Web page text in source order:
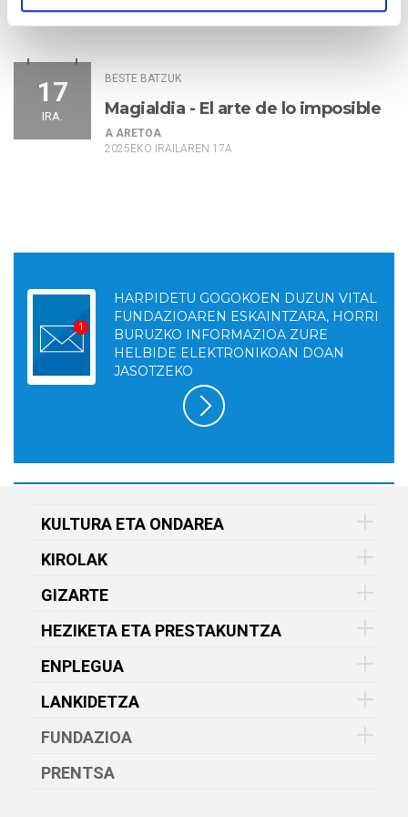
17
IRA.
BESTE BATZUK
Magialdia - El arte de lo imposible
A ARETOA
2025EKO IRAILAREN 17A
HARPIDETU GOGOKOEN DUZUN VITAL
FUNDAZIOAREN ESKAINTZARA, HORRI
BURUZKO INFORMAZIOA ZURE
HELBIDE ELEKTRONIKOAN DOAN
JASOTZEKO
KULTURA ETA ONDAREA
KIROLAK
GIZARTE
HEZIKETA ETA PRESTAKUNTZA
ENPLEGUA
LANKIDETZA
FUNDAZIOA
PRENTSA